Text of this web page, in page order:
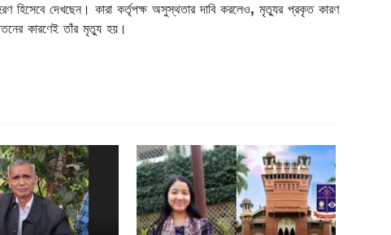
হিসেবে দেখছেন। কারা কর্তৃপক্ষ অসুস্থতার দাবি করলেও, মৃত্যুর প্রকৃত কারণ
কারণেই তাঁর মৃত্যু হয়।